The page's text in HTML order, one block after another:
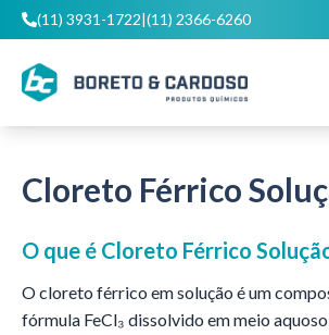
(11) 3931-1722|(11) 2366-6260
Cloreto Férrico
O que é Cloreto Férrico
O cloreto férrico em solução é um
fórmula FeCl₃ dissolvido em meio